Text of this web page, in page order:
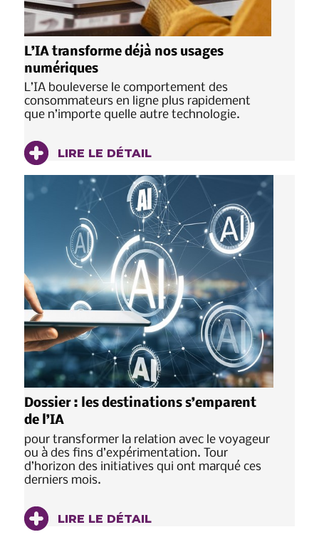
L’IA transforme déjà nos usages
numériques
L’IA bouleverse le comportement des
consommateurs en ligne plus rapidement
que n’importe quelle autre technologie.
LIRE LE DÉTAIL
Dossier : les destinations s’emparent
de l’IA
pour transformer la relation avec le voyageur
ou à des fins d’expérimentation. Tour
d’horizon des initiatives qui ont marqué ces
derniers mois.
LIRE LE DÉTAIL